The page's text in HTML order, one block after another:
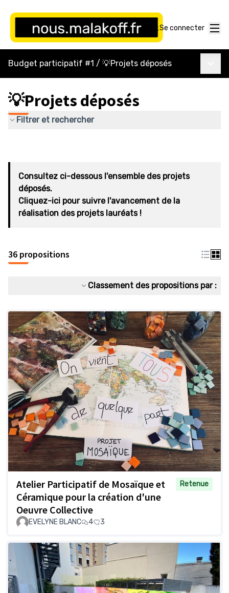
Se connecter
Budget participatif #1 / 💡Projets déposés
💡Projets déposés
Filtrer et rechercher
Consultez ci-dessous l'ensemble des projets
déposés.
Cliquez-ici pour suivre l'avancement de la
réalisation des projets lauréats !
36 propositions
Classement des propositions par :
Atelier Participatif de Mosaïque et
Céramique pour la création d'une
Oeuvre Collective
Retenue
EVELYNE BLANC 4 3